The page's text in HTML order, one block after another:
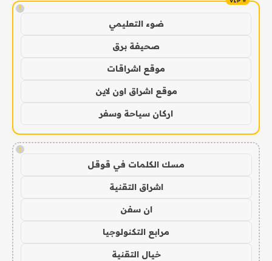
!
ضوء التعليمي
صحيفة برق
موقع اشراقات
موقع اشراق اون لاين
اركان سياحة وسفر
!
مسك الكلمات في قوقل
اشراق التقنية
ان سفن
مرابع التكنولوجيا
خيال التقنية